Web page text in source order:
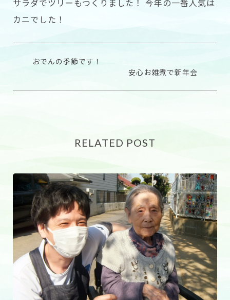
カニでした！
おでんの季節です！
安心お雑煮で新年会
RELATED POST